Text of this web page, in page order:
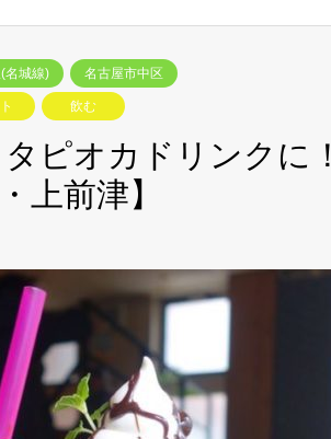
名城線) 名古屋市中区
飲む
ピオカドリンクに！
上前津】